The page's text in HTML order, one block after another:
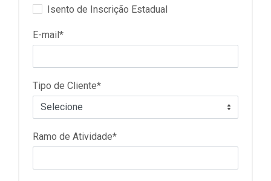
Isento de Inscrição Estadual
E-mail*
Tipo de Cliente*
Ramo de Atividade*